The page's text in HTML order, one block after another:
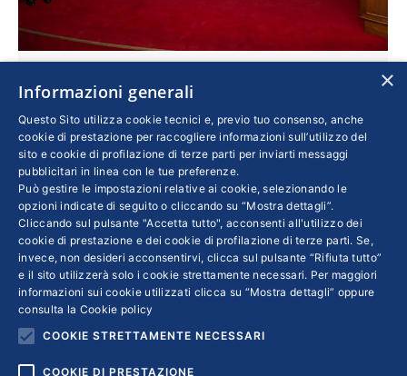
“Premio di Etica e Legalità”, assegnati i
riconoscimenti della 2ª edizione
Confindustria DiFLAVIO LOMBARDI 17 Aprile 2024
Confindustria Caserta ha ospitato la
manifestazione lanciata lo scorso anno dal
Gruppo Giovani Imprenditori dell’associazione.
Premiate undici imprese campane che si sono
distinte per l’adozione di modelli basati sulla
trasparenza, la responsabilità sociale e la
tutela dei lavoratori. Alla cerimonia erano
presenti numerose autorità istituzionali
×
Informazioni generali
Questo Sito utilizza cookie tecnici e, previo tuo consenso, anche
cookie di prestazione per raccogliere informazioni sull’utilizzo del
sito e cookie di profilazione di terze parti per inviarti messaggi
pubblicitari in linea con le tue preferenze.
Può gestire le impostazioni relative ai cookie, selezionando le
opzioni indicate di seguito o cliccando su “Mostra dettagli”.
Cliccando sul pulsante "Accetta tutto", acconsenti all'utilizzo dei
cookie di prestazione e dei cookie di profilazione di terze parti. Se,
invece, non desideri acconsentirvi, clicca sul pulsante “Rifiuta tutto”
e il sito utilizzerà solo i cookie strettamente necessari. Per maggiori
informazioni sui cookie utilizzati clicca su “Mostra dettagli” oppure
consulta la Cookie policy
COOKIE STRETTAMENTE NECESSARI
COOKIE DI PRESTAZIONE